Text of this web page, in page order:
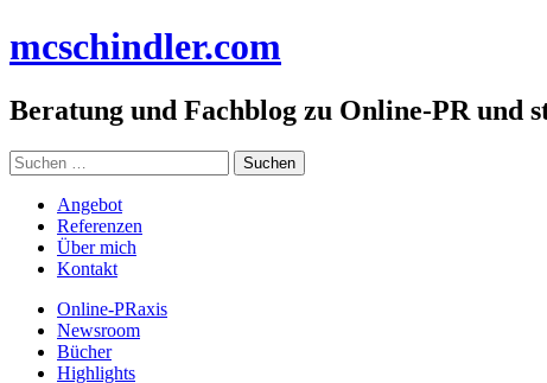
Inhalt
mcschindler.com
Beratung und Fachblog zu Online-PR und
Suchen
nach:
Angebot
Referenzen
Über mich
Kontakt
Online-PRaxis
Newsroom
Bücher
Highlights